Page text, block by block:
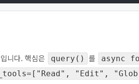
니다. 핵심은 query() 를 async
"Edit",